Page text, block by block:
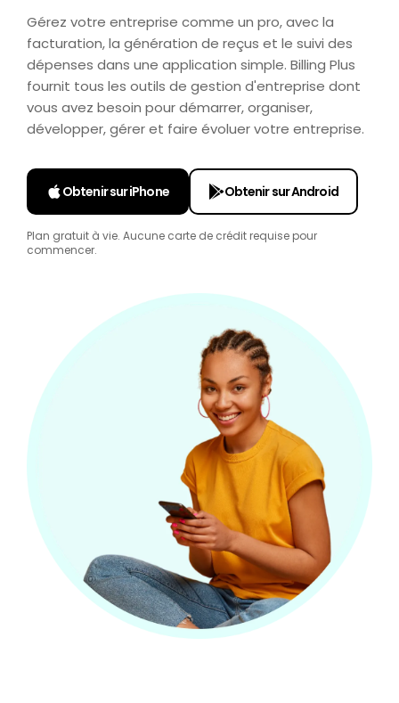
Gérez votre entreprise comme un pro, avec la
facturation, la génération de reçus et le suivi des
dépenses dans une application simple. Billing Plus
fournit tous les outils de gestion d'entreprise dont
vous avez besoin pour démarrer, organiser,
développer, gérer et faire évoluer votre entreprise.
Obtenir sur iPhone Obtenir sur Android
Plan gratuit à vie. Aucune carte de crédit requise pour
commencer.